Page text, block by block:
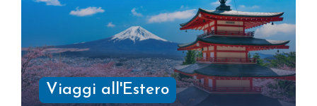
Viaggi all'Estero